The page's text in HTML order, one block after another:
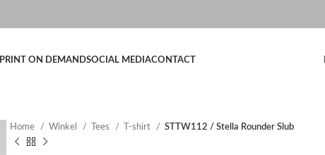
PRINT ON DEMANDSOCIAL MEDIACONTACT
Home Winkel Tees T-shirt STTW112 / Stella Rounder Slub